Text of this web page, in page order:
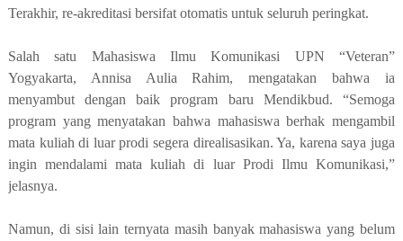
Terakhir, re-akreditasi bersifat otomatis untuk seluruh peringkat.
Salah satu Mahasiswa Ilmu Komunikasi UPN “Veteran”
Yogyakarta, Annisa Aulia Rahim, mengatakan bahwa ia
menyambut dengan baik program baru Mendikbud. “Semoga
program yang menyatakan bahwa mahasiswa berhak mengambil
mata kuliah di luar prodi segera direalisasikan. Ya, karena saya juga
ingin mendalami mata kuliah di luar Prodi Ilmu Komunikasi,”
jelasnya.
Namun, di sisi lain ternyata masih banyak mahasiswa yang belum